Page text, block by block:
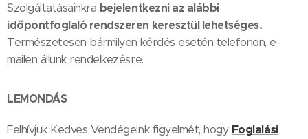
Szolgáltatásainkra bejelentkezni az alábbi
időpontfoglaló rendszeren keresztül lehetséges.
Természetesen bármilyen kérdés esetén telefonon, e-
mailen állunk rendelkezésre.
LEMONDÁS
Felhívjuk Kedves Vendégeink figyelmét, hogy Foglalási